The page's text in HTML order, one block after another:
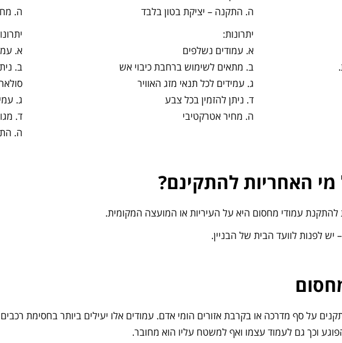
ה. התקנה – יציקת בטון בלבד
יתרונות:
א. עמודים נשלפים
ב. מתאים לשימוש ברחבת כיבוי אש
ג. עמידים לכל תנאי מזג האוויר
ד. ניתן להזמין בכל צבע
ה. מחיר אטרקטיבי
ה.
א.
ב.
ג.
ד.
ה.
האחריות להתקינם?
להתקנת עמודי מחסום היא על העיריות או המועצה המקומית.
יש לפנות לוועד הבית של הבניין.
וכך גם לעמוד עצמו ואף למשטח עליו הוא מחובר.